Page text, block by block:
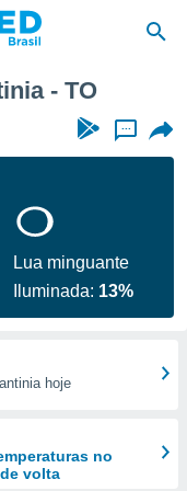
- TO
...
Lua minguante
Iluminada: 13%
hoje
no
volta